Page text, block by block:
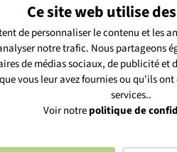
Ce site web utilise
de personnaliser le contenu et les
notre trafic. Nous partageons
de médias sociaux, de publicité
vous leur avez fournies ou qu'ils
services..
Voir notrepolitique de
MéO et vous
notrepolitique de